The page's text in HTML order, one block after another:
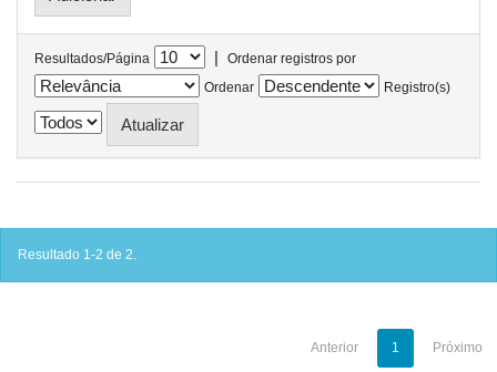
Resultados/Página |
Ordenar registros por
Ordenar
Registro(s)
Resultado 1-2 de 2.
Anterior 1 Próximo